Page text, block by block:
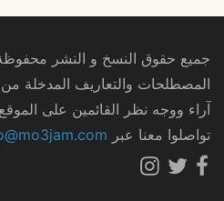
جميع حقوق النسخ و النشر محفوظة ©
المصطلحات والتعاريف المدخلة
آراء ووجه نظر القائمين على الموقع
تواصلوا معنا عبر